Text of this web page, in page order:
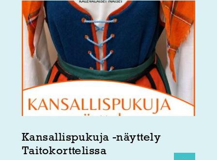
Kansallispukuja -näyttely
Taitokorttelissa